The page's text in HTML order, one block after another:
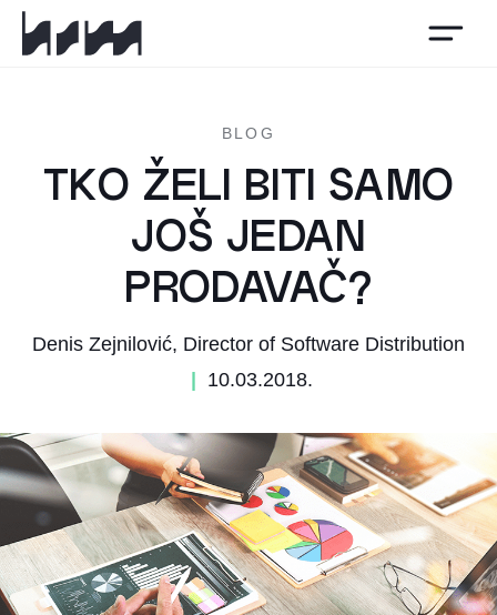
HSM
BLOG
TKO ŽELI BITI SAMO
JOŠ JEDAN
PRODAVAČ?
Denis Zejnilović, Director of Software Distribution
10.03.2018.